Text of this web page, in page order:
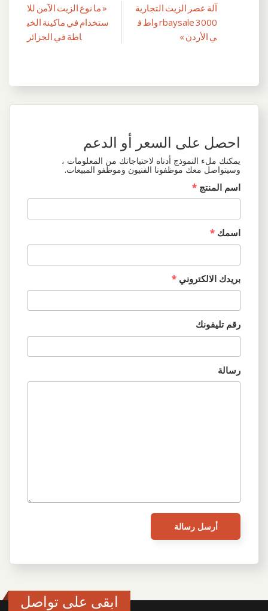
تصفّح
المقالات
« ما نوع الزيت الآمن للا
ستخدام في ماكينة الخي
اطة في الجزائر
آلة عصر الزيت التجارية
rbaysale 3000 واط ف
ي الأردن »
احصل على السعر أو الدعم
يمكنك ملء النموذج أدناه لاحتياجاتك من المعلومات ،
وسيتواصل معك موظفونا الفنيون وموظفو المبيعات.
اسم المنتج *
اسمك *
بريدك الالكتروني *
رقم تليفونك
رسالة
ابقى على تواصل